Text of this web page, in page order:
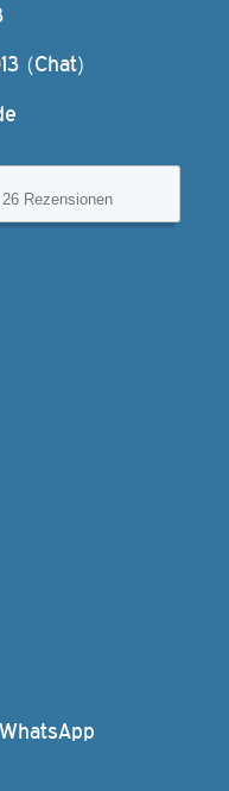
(Chat)
26 Rezensionen